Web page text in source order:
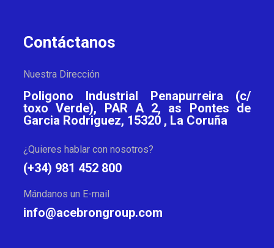
Contáctanos
Nuestra Dirección
Poligono Industrial Penapurreira (c/
toxo Verde), PAR A 2, as Pontes de
Garcia Rodriguez, 15320 , La Coruña
¿Quieres hablar con nosotros?
(+34) 981 452 800
Mándanos un E-mail
info@acebrongroup.com